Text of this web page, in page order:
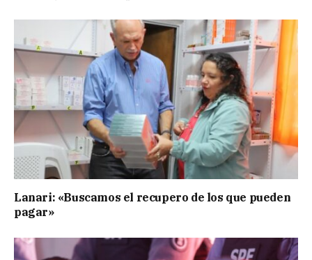
Lanari: «Buscamos el recupero de los que pueden
pagar»